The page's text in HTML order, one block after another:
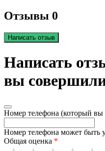
Отзывы 0
Написать отзыв
Написать
вы
Номер телефона (который
Номер телефона может быть
Общая оценка *